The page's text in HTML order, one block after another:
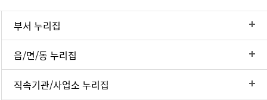
부서 누리집
읍/면/동 누리집
직속기관/사업소 누리집